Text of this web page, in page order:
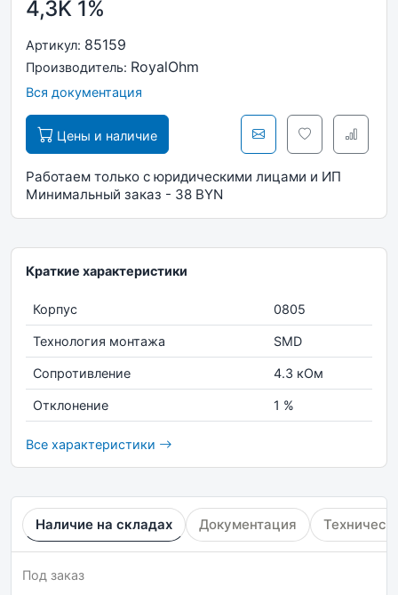
4,3K 1%
Артикул: 85159
Производитель: RoyalOhm
Вся документация
Цены и наличие
Работаем только с юридическими лицами и ИП
Минимальный заказ - 38 BYN
Краткие характеристики
Корпус 0805
Технология монтажа SMD
Сопротивление 4.3 кОм
Отклонение 1 %
Все характеристики
Наличие на складах Документация
Под заказ